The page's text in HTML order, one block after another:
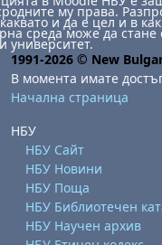
му права.
и да е цел и в
среда може да стане
университет.
1991-2026 © New
В момента имате
Начална страница
НБУ
НБУ Сайт
НБУ Новини
НБУ Поща
НБУ Библиотечен
НБУ Научен архив